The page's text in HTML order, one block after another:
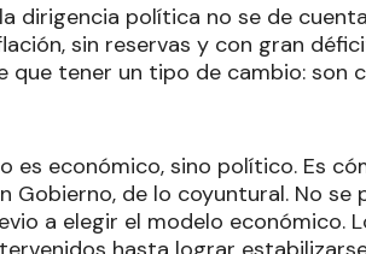
dirigencia política no se de
sin reservas y con gran
que tener un tipo de cambio: son
es económico, sino político. Es
Gobierno, de lo coyuntural. No
a elegir el modelo económico.